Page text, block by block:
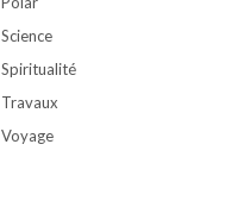
Science
Spiritualité
Travaux
Voyage